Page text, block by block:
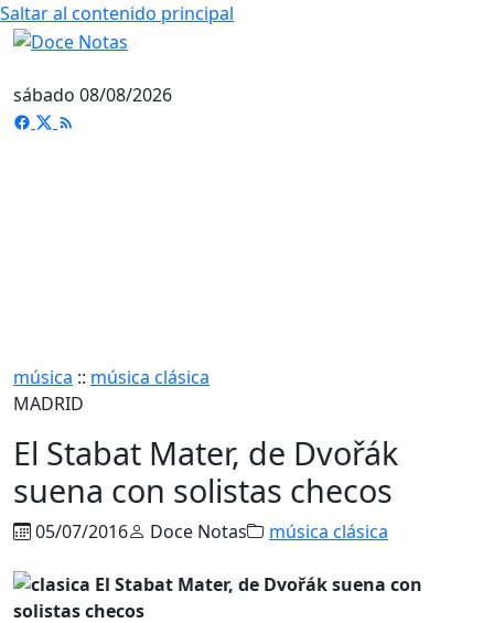
Saltar al contenido principal
sábado 08/08/2026
música :: música clásica
MADRID
El Stabat Mater, de Dvořák
suena con solistas checos
05/07/2016 Doce Notas música clásica